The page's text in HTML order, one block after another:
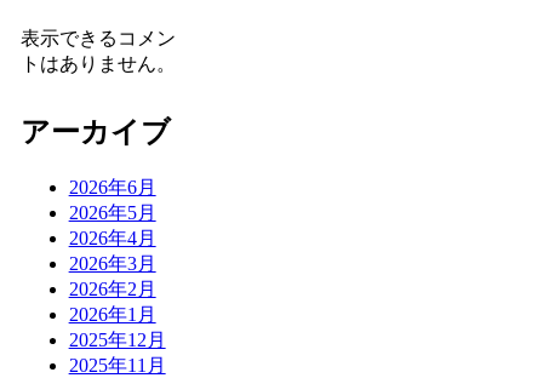
表示できるコメン
トはありません。
アーカイブ
2026年6月
2026年5月
2026年4月
2026年3月
2026年2月
2026年1月
2025年12月
2025年11月